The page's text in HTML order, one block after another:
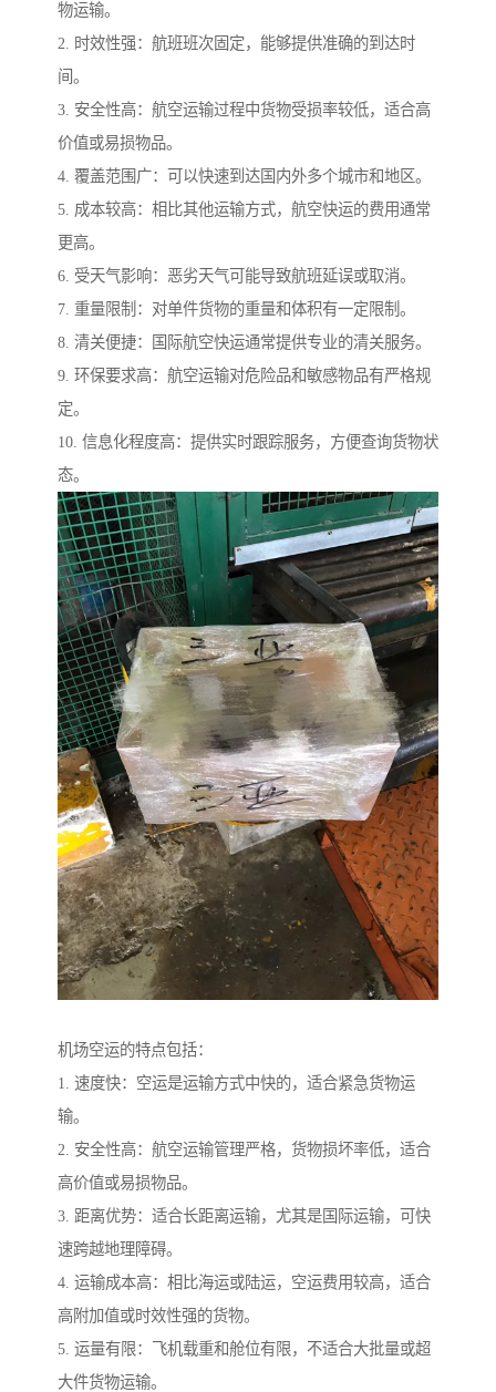
物运输。
2. 时效性强：航班班次固定，能够提供准确的到达时
间。
3. 安全性高：航空运输过程中货物受损率较低，适合高
价值或易损物品。
4. 覆盖范围广：可以快速到达国内外多个城市和地区。
5. 成本较高：相比其他运输方式，航空快运的费用通常
更高。
6. 受天气影响：恶劣天气可能导致航班延误或取消。
7. 重量限制：对单件货物的重量和体积有一定限制。
8. 清关便捷：国际航空快运通常提供专业的清关服务。
9. 环保要求高：航空运输对危险品和敏感物品有严格规
定。
10. 信息化程度高：提供实时跟踪服务，方便查询货物状
态。
机场空运的特点包括：
1. 速度快：空运是运输方式中快的，适合紧急货物运
输。
2. 安全性高：航空运输管理严格，货物损坏率低，适合
高价值或易损物品。
3. 距离优势：适合长距离运输，尤其是国际运输，可快
速跨越地理障碍。
4. 运输成本高：相比海运或陆运，空运费用较高，适合
高附加值或时效性强的货物。
5. 运量有限：飞机载重和舱位有限，不适合大批量或超
大件货物运输。